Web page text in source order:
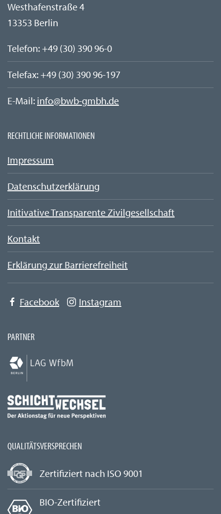
Westhafenstraße 4
13353 Berlin
Telefon: +49 (30) 390 96-0
Telefax:+49 (30) 390 96-197
E-Mail: info@bwb-gmbh.de
RECHTLICHE INFORMATIONEN
Impressum
Datenschutzerklärung
Initivative Transparente Zivilgesellschaft
Kontakt
Erklärung zur Barrierefreiheit
Facebook Instagram
PARTNER
QUALITÄTSVERSPRECHEN
Zertifiziert nach ISO 9001
BIO-Zertifiziert